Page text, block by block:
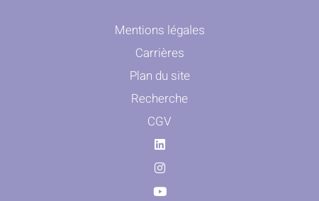
Mentions légales
Carrières
Plan du site
Recherche
CGV
Linkedin
Instagram
Youtube